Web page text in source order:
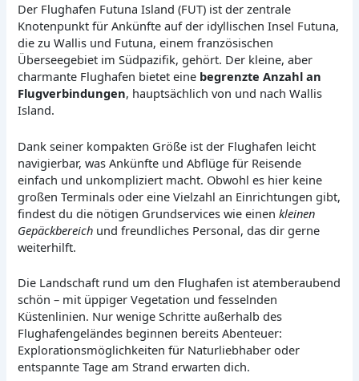
Der Flughafen Futuna Island (FUT) ist der zentrale
Knotenpunkt für Ankünfte auf der idyllischen Insel Futuna,
die zu Wallis und Futuna, einem französischen
Überseegebiet im Südpazifik, gehört. Der kleine, aber
charmante Flughafen bietet eine begrenzte Anzahl an
Flugverbindungen, hauptsächlich von und nach Wallis
Island.
Dank seiner kompakten Größe ist der Flughafen leicht
navigierbar, was Ankünfte und Abflüge für Reisende
einfach und unkompliziert macht. Obwohl es hier keine
großen Terminals oder eine Vielzahl an Einrichtungen gibt,
findest du die nötigen Grundservices wie einenkleinen
Gepäckbereich und freundliches Personal, das dir gerne
weiterhilft.
Die Landschaft rund um den Flughafen ist atemberaubend
schön – mit üppiger Vegetation und fesselnden
Küstenlinien. Nur wenige Schritte außerhalb des
Flughafengeländes beginnen bereits Abenteuer:
Explorationsmöglichkeiten für Naturliebhaber oder
entspannte Tage am Strand erwarten dich.